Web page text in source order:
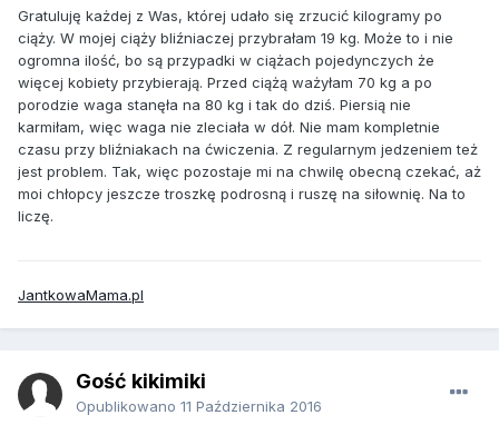
Gratuluję każdej z Was, której udało się zrzucić kilogramy po
ciąży. W mojej ciąży bliźniaczej przybrałam 19 kg. Może to i nie
ogromna ilość, bo są przypadki w ciążach pojedynczych że
więcej kobiety przybierają. Przed ciążą ważyłam 70 kg a po
porodzie waga stanęła na 80 kg i tak do dziś. Piersią nie
karmiłam, więc waga nie zleciała w dół. Nie mam kompletnie
czasu przy bliźniakach na ćwiczenia. Z regularnym jedzeniem też
jest problem. Tak, więc pozostaje mi na chwilę obecną czekać, aż
moi chłopcy jeszcze troszkę podrosną i ruszę na siłownię. Na to
liczę.
JantkowaMama.pl
Gość kikimiki
Opublikowano 11 Października 2016